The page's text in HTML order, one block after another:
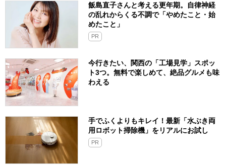
飯島直子さんと考える更年期。自律神経
の乱れからくる不調で「やめたこと・始
めたこと」
PR
今行きたい、関西の「工場見学」スポッ
ト3つ。無料で楽しめて、絶品グルメも味
わえる
手でふくよりもキレイ！最新「水ぶき両
用ロボット掃除機」をリアルにお試し
PR